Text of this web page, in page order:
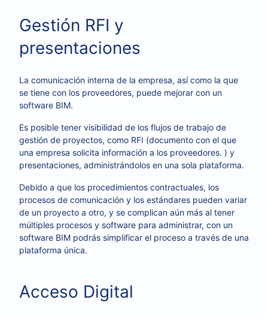
Gestión RFI y
presentaciones
La comunicación interna de la empresa, así como la que
se tiene con los proveedores, puede mejorar con un
software BIM.
Es posible tener visibilidad de los flujos de trabajo de
gestión de proyectos, como RFI (documento con el que
una empresa solicita información a los proveedores. ) y
presentaciones, administrándolos en una sola plataforma.
Debido a que los procedimientos contractuales, los
procesos de comunicación y los estándares pueden variar
de un proyecto a otro, y se complican aún más al tener
múltiples procesos y software para administrar, con un
software BIM podrás simplificar el proceso a través de una
plataforma única.
Acceso Digital